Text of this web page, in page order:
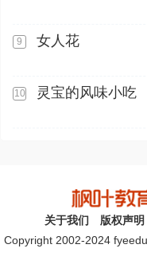
9 女人花
10 灵宝的风味小吃
关于我们 版权声明
Copyright 2002-2024